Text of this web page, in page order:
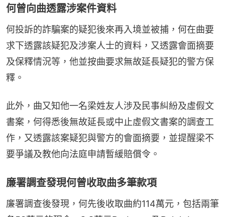
何曾向曲透露涉案件資料
何投訴的詐騙案的疑犯後來再入境並被捕，何在曲要
求下透露該疑犯及涉案人士的資料，又透露會面摘要
及保釋情況等，他並按曲要求無故延長疑犯的警方保
釋。
此外，曲又知他一名梁姓友人涉及民事糾紛及虛假文
書案，何得悉後無故延長或中止虛假文書案的調查工
作，又透露該案疑犯與警方的會面摘要，並提醒梁不
要爭議及教他向法庭申請暫緩賠償令。
廉署調查發現何曾收取曲多筆款項
廉署調查後發現，何先後收取曲約114萬元，包括兩筆